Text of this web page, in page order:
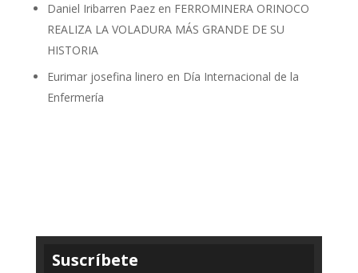
Daniel Iribarren Paezen FERROMINERA ORINOCO
REALIZA LA VOLADURA MÁS GRANDE DE SU
HISTORIA
Eurimar josefina linero en Día Internacional de la
Enfermería
Suscríbete